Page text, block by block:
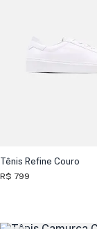
Tênis Refine Couro
R$ 799